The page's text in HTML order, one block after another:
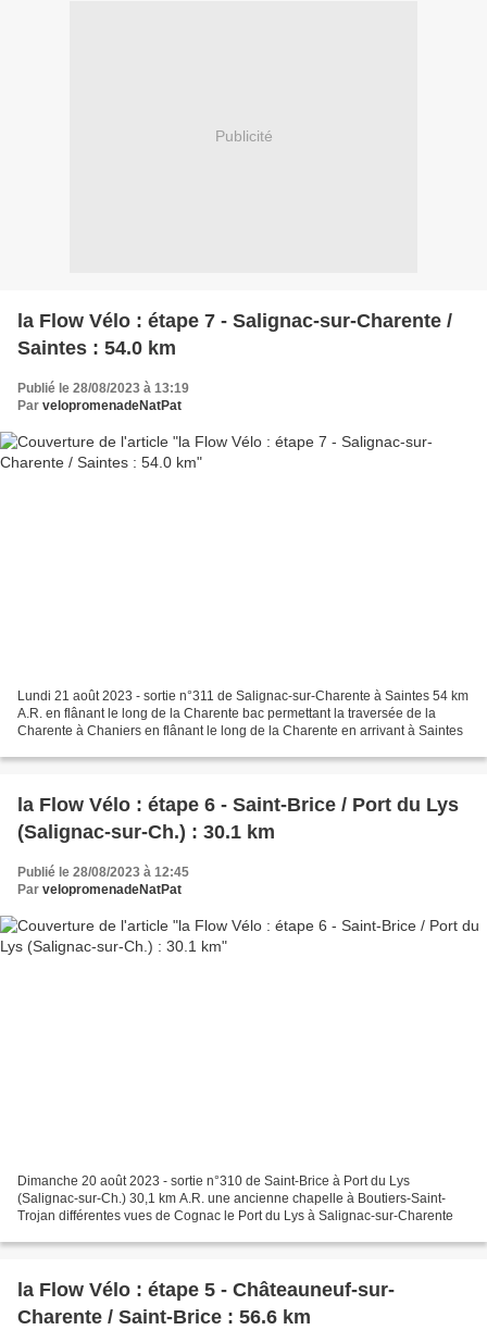
Publicité
la Flow Vélo : étape 7 - Salignac-sur-Charente /
Saintes : 54.0 km
Publié le 28/08/2023 à 13:19
Par velopromenadeNatPat
Lundi 21 août 2023 - sortie n°311 de Salignac-sur-Charente à Saintes 54 km
A.R. en flânant le long de la Charente bac permettant la traversée de la
Charente à Chaniers en flânant le long de la Charente en arrivant à Saintes
la Flow Vélo : étape 6 - Saint-Brice / Port du Lys
(Salignac-sur-Ch.) : 30.1 km
Publié le 28/08/2023 à 12:45
Par velopromenadeNatPat
Dimanche 20 août 2023 - sortie n°310 de Saint-Brice à Port du Lys
(Salignac-sur-Ch.) 30,1 km A.R. une ancienne chapelle à Boutiers-Saint-
Trojan différentes vues de Cognac le Port du Lys à Salignac-sur-Charente
la Flow Vélo : étape 5 - Châteauneuf-sur-
Charente / Saint-Brice : 56.6 km